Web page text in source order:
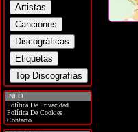
INFO
Política De Privacidad
Política De Cookies
Contacto